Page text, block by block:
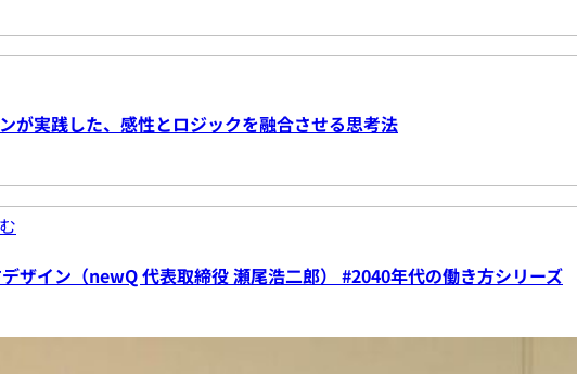
が実践した、感性とロジックを融合させる思考法
ザイン（newQ 代表取締役 瀬尾浩二郎） #2040年代の働き方シリーズ